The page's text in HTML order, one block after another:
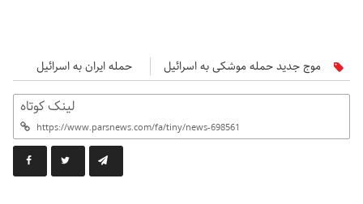
موج جدید حمله موشکی به اسرائیل حمله ایران به اسرائیل
لینک کوتاه